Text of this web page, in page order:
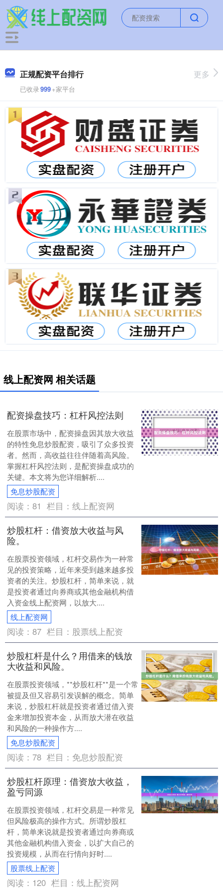
正规配资平台排行
已收录999+家平台
更多
线上配资网 相关话题
配资操盘技巧：杠杆风控法则
在股票市场中，配资操盘因其放大收益
的特性免息炒股配资，吸引了众多投资
者。然而，高收益往往伴随着高风险。
掌握杠杆风控法则，是配资操盘成功的
关键。本文将为您详细解析....
免息炒股配资
阅读：81 栏目：线上配资网
炒股杠杆：借资放大收益与风
险。
在股票投资领域，杠杆交易作为一种常
见的投资策略，近年来受到越来越多投
资者的关注。炒股杠杆，简单来说，就
是投资者通过向券商或其他金融机构借
入资金线上配资网，以放大....
线上配资网
阅读：87 栏目： 股票线上配资
炒股杠杆是什么？用借来的钱放
大收益和风险。
在股票投资领域，**炒股杠杆**是一个常
被提及但又容易引发误解的概念。简单
来说，炒股杠杆就是投资者通过借入资
金来增加投资本金，从而放大潜在收益
和风险的一种操作方....
免息炒股配资
阅读：78 栏目： 免息炒股配资
炒股杠杆原理：借资放大收益，
盈亏同源
在股票投资领域，杠杆交易是一种常见
但风险极高的操作方式。所谓炒股杠
杆，简单来说就是投资者通过向券商或
其他金融机构借入资金，以扩大自己的
投资规模，从而在行情向好时....
股票线上配资
阅读： 120 栏目：线上配资网